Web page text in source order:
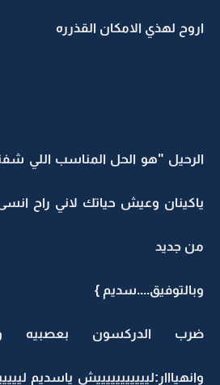
اروح لهذي الامكان القذرره
الرحيل "هو الحل المناسب اللي
ياكينان وعيش حياتك لاني راح
من جديد
وبالتوفيق....سديم }
ضرب الدركسون بعصبيه
وانهيااار:ليييييييييييش ياسديم